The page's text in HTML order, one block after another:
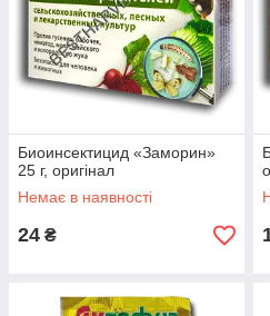
Биоинсектицид «Заморин»
25 г, оригінал
Немає в наявності
24 ₴